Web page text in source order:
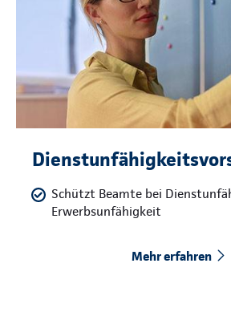
Schützt Beamte bei
Erwerbsunfähigkeit
Mehr erfahren